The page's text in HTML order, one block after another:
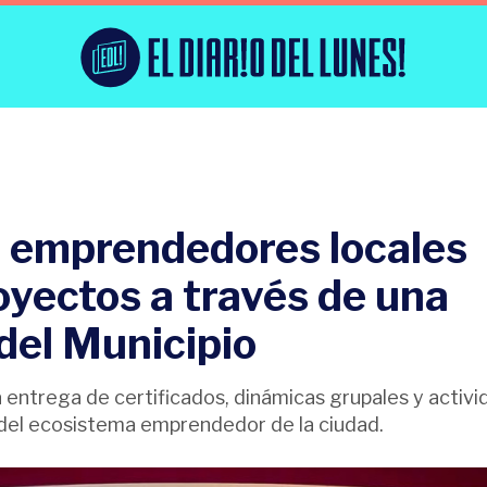
emprendedores locales
a través de una
Municipio
entrega de certificados, dinámicas grupales y
ecosistema emprendedor de la ciudad.